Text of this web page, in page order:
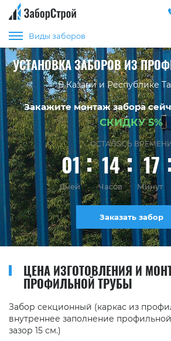
Виды заборов
УСТАНОВКА ЗАБОРОВ ИЗ
В Казани и Республике
Закажите монтаж забора
СКИДКУ 5%
ОСТАЛОСЬ
01 14 17
Дней Часов Минут
Заказать забор
ЦЕНА ИЗГОТОВЛЕНИЯ И
ПРОФИЛЬНОЙ ТРУБЫ
Забор секционный (каркас из
внутреннее заполнение
зазор 15 см.)